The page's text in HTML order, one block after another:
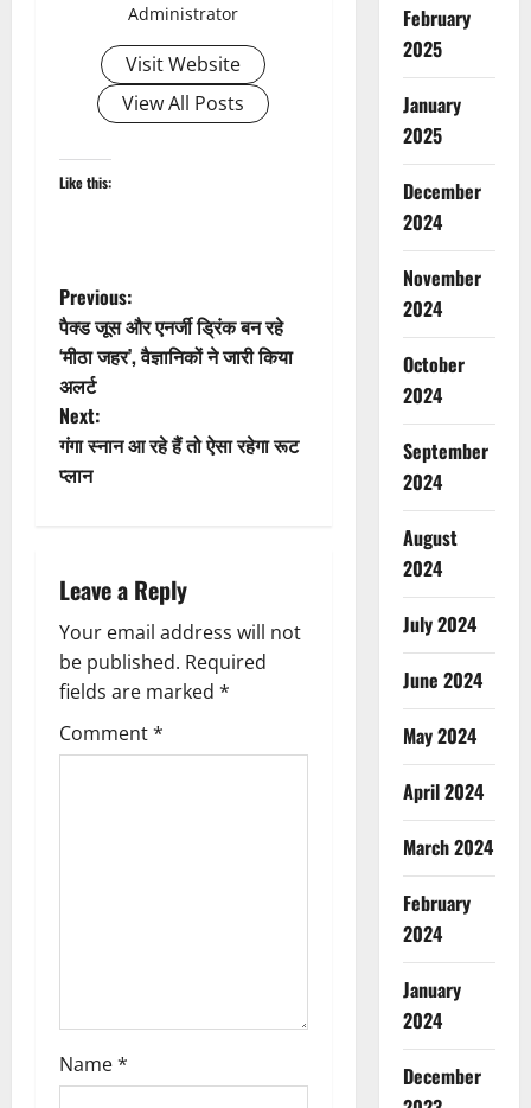
Administrator
Visit Website
View All Posts
Like this:
P
o
s
t
v
i
g
a
Previous:
पैक्ड जूस और एनर्जी ड्रिंक बन रहे
‘मीठा जहर’, वैज्ञानिकों ने जारी किया
अलर्ट
Next:
गंगा स्नान आ रहे हैं तो ऐसा रहेगा रूट
प्लान
Leave a Reply
Your email address will not
be published. Required
fields are marked *
Comment*
Name*
February
2025
January
2025
December
2024
November
2024
October
2024
September
2024
August
2024
July 2024
June 2024
May 2024
April 2024
March 2024
February
2024
January
2024
December